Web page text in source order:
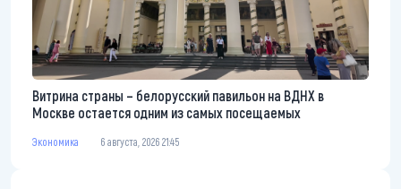
Витрина страны – белорусский павильон на ВДНХ в
Москве остается одним из самых посещаемых
Экономика 6 августа, 2026 21:45